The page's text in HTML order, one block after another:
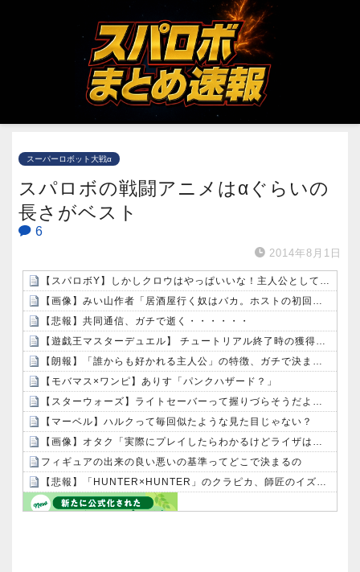
スーパーロボット大戦α
スパロボの戦闘アニメはαぐらいの
長さがベスト
6
2014年8月1日
【スパロボY】しかしクロウはやっぱいいな！主人公として魅力的すぎる…！
【画像】みい山作者「居酒屋行く奴はバカ。ホストの初回なら居酒屋より安く飲めてイケメンにチヤホヤされる」
【悲報】共同通信、ガチで逝く・・・・・・
【遊戯王マスターデュエル】 チュートリアル終了時の獲得デッキを変更
【朗報】「誰からも好かれる主人公」の特徴、ガチで決まるｗｗｗｗ
【モバマス×ワンピ】ありす「パンクハザード？」
【スターウォーズ】ライトセーバーって握りづらそうだよね…
【マーベル】ハルクって毎回似たような見た目じゃない？
【画像】オタク「実際にプレイしたらわかるけどライザは友達って感じで性的な目では見れないｗ」←これｗｗｗｗ：26/08/06のニュース
フィギュアの出来の良い悪いの基準ってどこで決まるの
【悲報】「HUNTER×HUNTER」のクラピカ、師匠のイズナビに対する態度が本当に酷い！！